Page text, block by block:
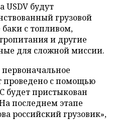
USDV будут
грузовой
с топливом,
и другие
для сложной миссии.
проведено с помощью
будет пристыкован
последнем этапе
российский грузовик»,